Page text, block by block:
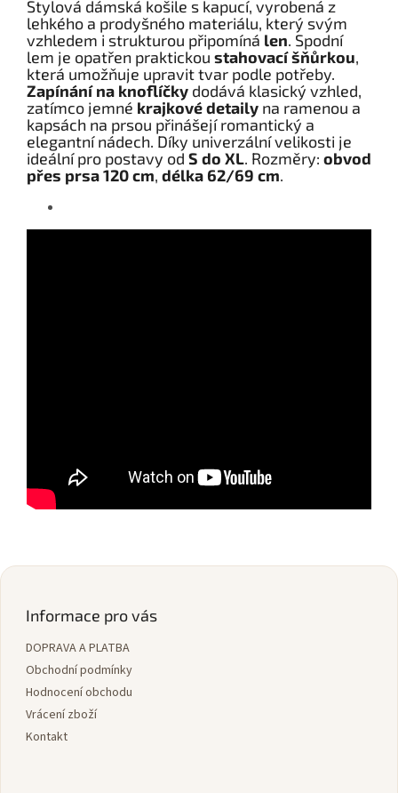
Stylová dámská košile s kapucí, vyrobená z
lehkého a prodyšného materiálu, který svým
vzhledem i strukturou připomíná len. Spodní
lem je opatřen praktickou stahovací šňůrkou,
která umožňuje upravit tvar podle potřeby.
Zapínání na knoflíčky dodává klasický vzhled,
zatímco jemné krajkové detaily na ramenou a
kapsách na prsou přinášejí romantický a
elegantní nádech. Díky univerzální velikosti je
ideální pro postavy od S do XL. Rozměry: obvod
přes prsa 120 cm, délka 62/69 cm.
Z
Informace pro vás
DOPRAVA A PLATBA
Obchodní podmínky
Hodnocení obchodu
Vrácení zboží
Kontakt